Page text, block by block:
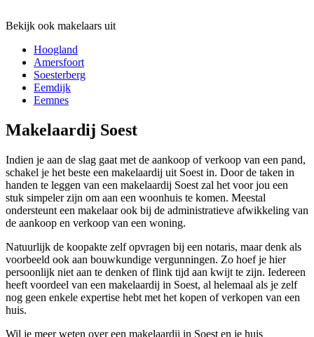
Bekijk ook makelaars uit
Hoogland
Amersfoort
Soesterberg
Eemdijk
Eemnes
Makelaardij Soest
Indien je aan de slag gaat met de aankoop of verkoop van een pand,
schakel je het beste een makelaardij uit Soest in. Door de taken in
handen te leggen van een makelaardij Soest zal het voor jou een
stuk simpeler zijn om aan een woonhuis te komen. Meestal
ondersteunt een makelaar ook bij de administratieve afwikkeling van
de aankoop en verkoop van een woning.
Natuurlijk de koopakte zelf opvragen bij een notaris, maar denk als
voorbeeld ook aan bouwkundige vergunningen. Zo hoef je hier
persoonlijk niet aan te denken of flink tijd aan kwijt te zijn. Iedereen
heeft voordeel van een makelaardij in Soest, al helemaal als je zelf
nog geen enkele expertise hebt met het kopen of verkopen van een
huis.
Wil je meer weten over een makelaardij in Soest en je huis